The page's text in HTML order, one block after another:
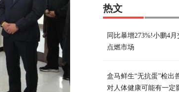
热文
同比暴增273%!小鹏4
点燃市场
盒马鲜生“无抗蛋”检出
对人体健康可能有一定